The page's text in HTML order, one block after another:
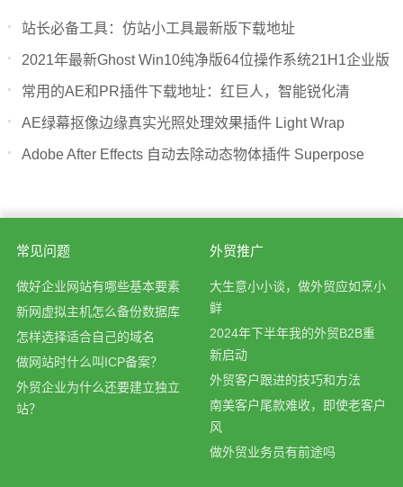
站长必备工具：仿站小工具最新版下载地址
2021年最新Ghost Win10纯净版64位操作系统21H1企业版
常用的AE和PR插件下载地址：红巨人，智能锐化清
AE绿幕抠像边缘真实光照处理效果插件 Light Wrap
Adobe After Effects 自动去除动态物体插件 Superpose
常见问题
做好企业网站有哪些基本要素
新网虚拟主机怎么备份数据库
怎样选择适合自己的域名
做网站时什么叫ICP备案？
外贸企业为什么还要建立独立
站？
外贸推广
大生意小小谈，做外贸应如烹小
鲜
2024年下半年我的外贸B2B重
新启动
外贸客户跟进的技巧和方法
南美客户尾款难收，即使老客户
风
做外贸业务员有前途吗